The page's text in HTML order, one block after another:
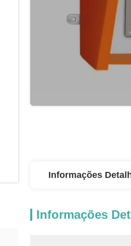
Informações
Informações